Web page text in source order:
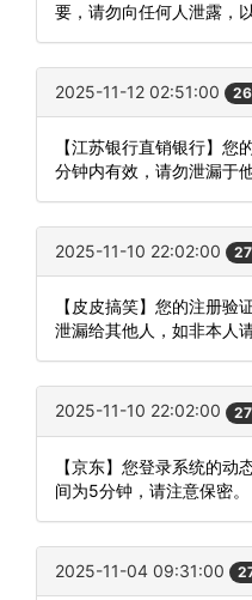
要，请勿向任何人泄露，
2025-11-12 02:51:00
【江苏银行直销银行】
分钟内有效，请勿泄漏于
2025-11-10 22:02:00
【皮皮搞笑】您的注册
泄漏给其他人，如非本人
2025-11-10 22:02:00
【京东】您登录系统的
间为5分钟，请注意保密。
2025-11-04 09:31:00